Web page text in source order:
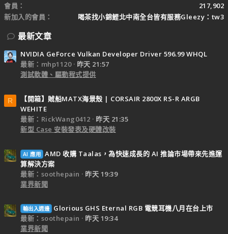
會員
217,902
新加入的會員
喝茶找小錦鯉北中南全台皆有服務Gleezy：tw3
最新文章
NVIDIA GeForce Vulkan Developer Driver 596.99 WHQL
最新：mhp1120
昨天 21:57
測試軟體、驅動程式提供
R
【開箱】賊船MATX海景殼 | CORSAIR 2800X RS-R ARGB
WEHITE
最新：RickWang0412
昨天 21:35
新型 Case 安裝發表及硬體改裝
AI 應用 AMD 收購 Taalas，為快速成長的 AI 推論市場帶來先進運
算解決方案
最新：soothepain
昨天 19:39
業界新聞
輸出入週邊
Glorious GHS Eternal RGB 電競耳機八月在台上市
最新：soothepain
昨天 19:34
業界新聞